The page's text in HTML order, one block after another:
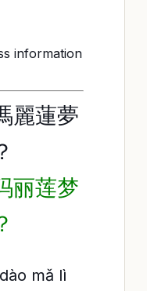
information
麗蓮夢
丽莲梦
mǎ lì